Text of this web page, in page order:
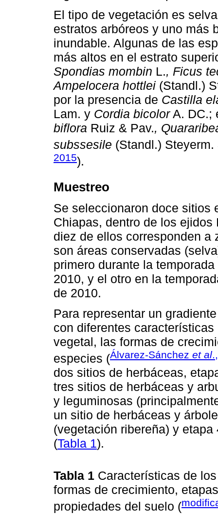
El tipo de vegetación es
estratos arbóreos y uno más
inundable. Algunas de las
más altos en el estrato
Spondias mombin L., Ficus
Ampelocera hottlei (Standl.)
por la presencia de Castilla
Lam. y Cordia bicolorA. DC.;
biflora Ruiz & Pav.,
subssesile (Standl.)
2015).
Muestreo
Se seleccionaron doce sitios
Chiapas, dentro de los
diez de ellos corresponden a
son áreas conservadas
primero durante la
2010, y el otro en la
de 2010.
Para representar un
con diferentes
vegetal, las formas de
especies (Álvarez-Sánchez et al
dos sitios de herbáceas,
tres sitios de herbáceas y
y leguminosas
un sitio de herbáceas y
(vegetación ribereña) y
(Tabla 1).
Tabla 1 Características de
formas de crecimiento,
propiedades del suelo (